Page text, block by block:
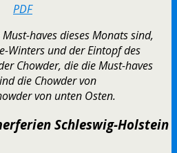
PDF
haves dieses Monats sind,
Winters und der Eintopf des
Chowder, die die Must-haves
die Chowder von
von unten Osten.
Schleswig-Holstein